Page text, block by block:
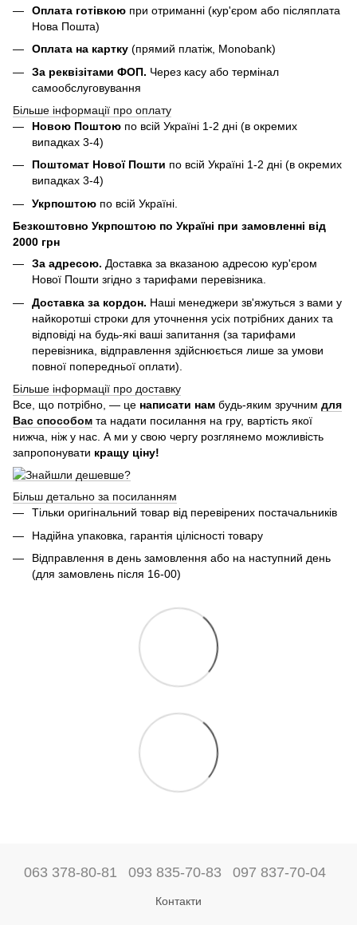
Оплата готівкою при отриманні (кур'єром або післяплата
Нова Пошта)
Оплата на картку (прямий платіж, Monobank)
За реквізітами ФОП. Через касу або термінал
самообслуговування
Більше інформації про оплату
Новою Поштою по всій Україні 1-2 дні (в окремих
випадках 3-4)
Поштомат Нової Пошти по всій Україні 1-2 дні (в окремих
випадках 3-4)
Укрпоштою по всій Україні.
Безкоштовно Укрпоштою по Україні при замовленні від
2000 грн
За адресою. Доставка за вказаною адресою кур'єром
Нової Пошти згідно з тарифами перевізника.
Доставка за кордон. Наші менеджери зв'яжуться з вами у
найкоротші строки для уточнення усіх потрібних даних та
відповіді на будь-які ваші запитання (за тарифами
перевізника, відправлення здійснюється лише за умови
повної попередньої оплати).
Більше інформації про доставку
Все, що потрібно, — це написати нам будь-яким зручним для
Вас способом та надати посилання на гру, вартість якої
нижча, ніж у нас. А ми у свою чергу розглянемо можливість
запропонувати кращу ціну!
Більш детально за посиланням
Тільки оригінальний товар від перевірених постачальників
Надійна упаковка, гарантія цілісності товару
Відправлення в день замовлення або на наступний день
(для замовлень після 16-00)
063 378-80-81 093 835-70-83 097 837-70-04
Контакти